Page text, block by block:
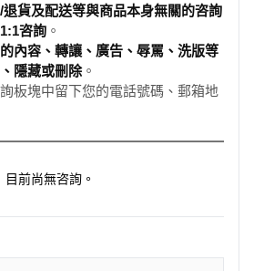
貨及配送等與商品本身無關的咨詢
咨詢 。
的內容、轉讓、廣告、辱罵、洗版等
隱藏或刪除。
板塊中留下您的電話號碼、郵箱地
目前尚無咨詢。